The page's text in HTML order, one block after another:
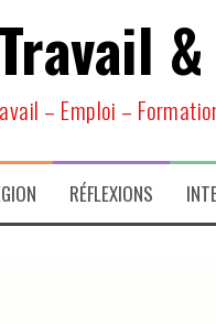
– Emploi –
RÉFLEXIONS